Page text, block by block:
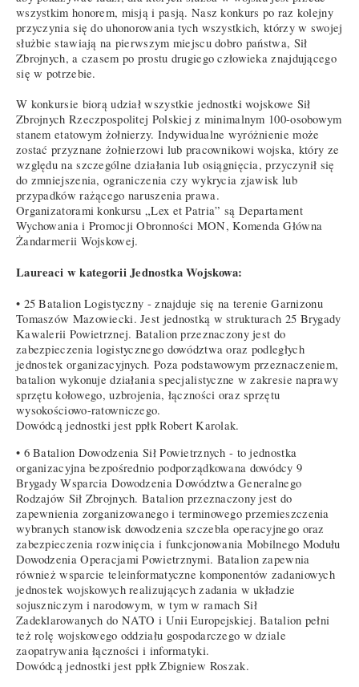
wszystkim honorem, misją i pasją. Nasz konkurs po raz kolejny
przyczynia się do uhonorowania tych wszystkich, którzy w swojej
służbie stawiają na pierwszym miejscu dobro państwa, Sił
Zbrojnych, a czasem po prostu drugiego człowieka znajdującego
się w potrzebie.
W konkursie biorą udział wszystkie jednostki wojskowe Sił
Zbrojnych Rzeczpospolitej Polskiej z minimalnym 100-osobowym
stanem etatowym żołnierzy. Indywidualne wyróżnienie może
zostać przyznane żołnierzowi lub pracownikowi wojska, który ze
względu na szczególne działania lub osiągnięcia, przyczynił się
do zmniejszenia, ograniczenia czy wykrycia zjawisk lub
przypadków rażącego naruszenia prawa.
Organizatorami konkursu „Lex et Patria” są Departament
Wychowania i Promocji Obronności MON, Komenda Główna
Żandarmerii Wojskowej.
Laureaci w kategorii Jednostka Wojskowa:
• 25 Batalion Logistyczny - znajduje się na terenie Garnizonu
Tomaszów Mazowiecki. Jest jednostką w strukturach 25 Brygady
Kawalerii Powietrznej. Batalion przeznaczony jest do
zabezpieczenia logistycznego dowództwa oraz podległych
jednostek organizacyjnych. Poza podstawowym przeznaczeniem,
batalion wykonuje działania specjalistyczne w zakresie naprawy
sprzętu kołowego, uzbrojenia, łączności oraz sprzętu
wysokościowo-ratowniczego.
Dowódcą jednostki jest ppłk Robert Karolak.
• 6 Batalion Dowodzenia Sił Powietrznych - to jednostka
organizacyjna bezpośrednio podporządkowana dowódcy 9
Brygady Wsparcia Dowodzenia Dowództwa Generalnego
Rodzajów Sił Zbrojnych. Batalion przeznaczony jest do
zapewnienia zorganizowanego i terminowego przemieszczenia
wybranych stanowisk dowodzenia szczebla operacyjnego oraz
zabezpieczenia rozwinięcia i funkcjonowania Mobilnego Modułu
Dowodzenia Operacjami Powietrznymi. Batalion zapewnia
również wsparcie teleinformatyczne komponentów zadaniowych
jednostek wojskowych realizujących zadania w układzie
sojuszniczym i narodowym, w tym w ramach Sił
Zadeklarowanych do NATO i Unii Europejskiej. Batalion pełni
też rolę wojskowego oddziału gospodarczego w dziale
zaopatrywania łączności i informatyki.
Dowódcą jednostki jest ppłk Zbigniew Roszak.